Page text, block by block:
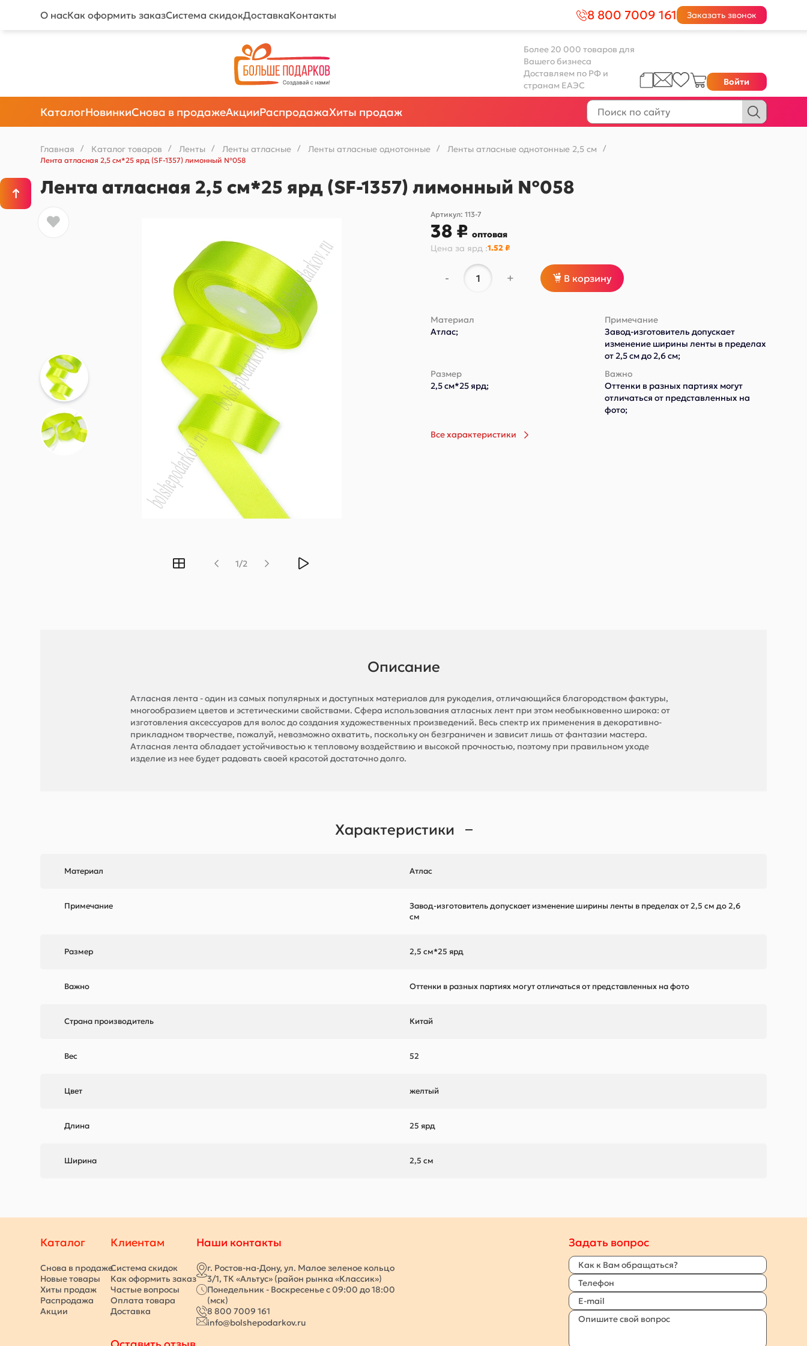
О насКак оформить заказСистема скидокДоставкаКонтакты 8 800 7009 161 Заказать звонок
Более 20 000 товаров для
Вашего бизнеса
Доставляем по РФ и
странам ЕАЭС
Войти
КаталогНовинкиСнова в продажеАкцииРаспродажаХиты продаж
Главная / Каталог товаров / Ленты / Ленты атласные / Ленты атласные однотонные / Ленты атласные однотонные 2,5 см
/
Лента атласная 2,5 см*25 ярд (SF-1357) лимонный №058
Лента атласная 2,5 см*25 ярд (SF-1357) лимонный №058
1/2
Артикул:113-7
38 ₽оптовая
Цена за ярд :1.52 ₽
- + В корзину
Материал
Атлас;
Примечание
Завод-изготовитель допускает
изменение ширины ленты в пределах
от 2,5 см до 2,6 см;
Размер
2,5 см*25 ярд;
Важно
Оттенки в разных партиях могут
отличаться от представленных на
фото;
Все характеристики
Описание
Атласная лента - один из самых популярных и доступных материалов для рукоделия, отличающийся благородством фактуры,
многообразием цветов и эстетическими свойствами. Сфера использования атласных лент при этом необыкновенно широка: от
изготовления аксессуаров для волос до создания художественных произведений. Весь спектр их применения в декоративно-
прикладном творчестве, пожалуй, невозможно охватить, поскольку он безграничен и зависит лишь от фантазии мастера.
Атласная лента обладает устойчивостью к тепловому воздействию и высокой прочностью, поэтому при правильном уходе
изделие из нее будет радовать своей красотой достаточно долго.
Характеристики
Материал Атлас
Примечание
Завод-изготовитель допускает изменение ширины ленты в пределах от 2,5 см до 2,6
см
Размер 2,5 см*25 ярд
Важно Оттенки в разных партиях могут отличаться от представленных на фото
Страна производитель Китай
Вес 52
Цвет желтый
Длина 25 ярд
Ширина 2,5 см
Каталог
Снова в продаже
Новые товары
Хиты продаж
Распродажа
Акции
Клиентам
Система скидок
Как оформить заказ
Частые вопросы
Оплата товара
Доставка
Наши контакты
г. Ростов-на-Дону, ул. Малое зеленое кольцо
3/1, ТК «Альтус» (район рынка «Классик»)
Понедельник - Воскресенье с 09:00 до 18:00
(мск)
8 800 7009 161
info@bolshepodarkov.ru
Задать вопрос